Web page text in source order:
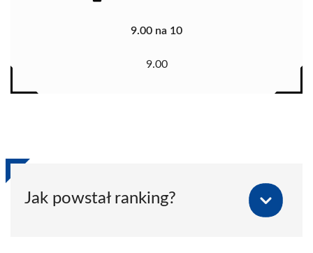
9.00 na 10
9.00
Jak powstał ranking?